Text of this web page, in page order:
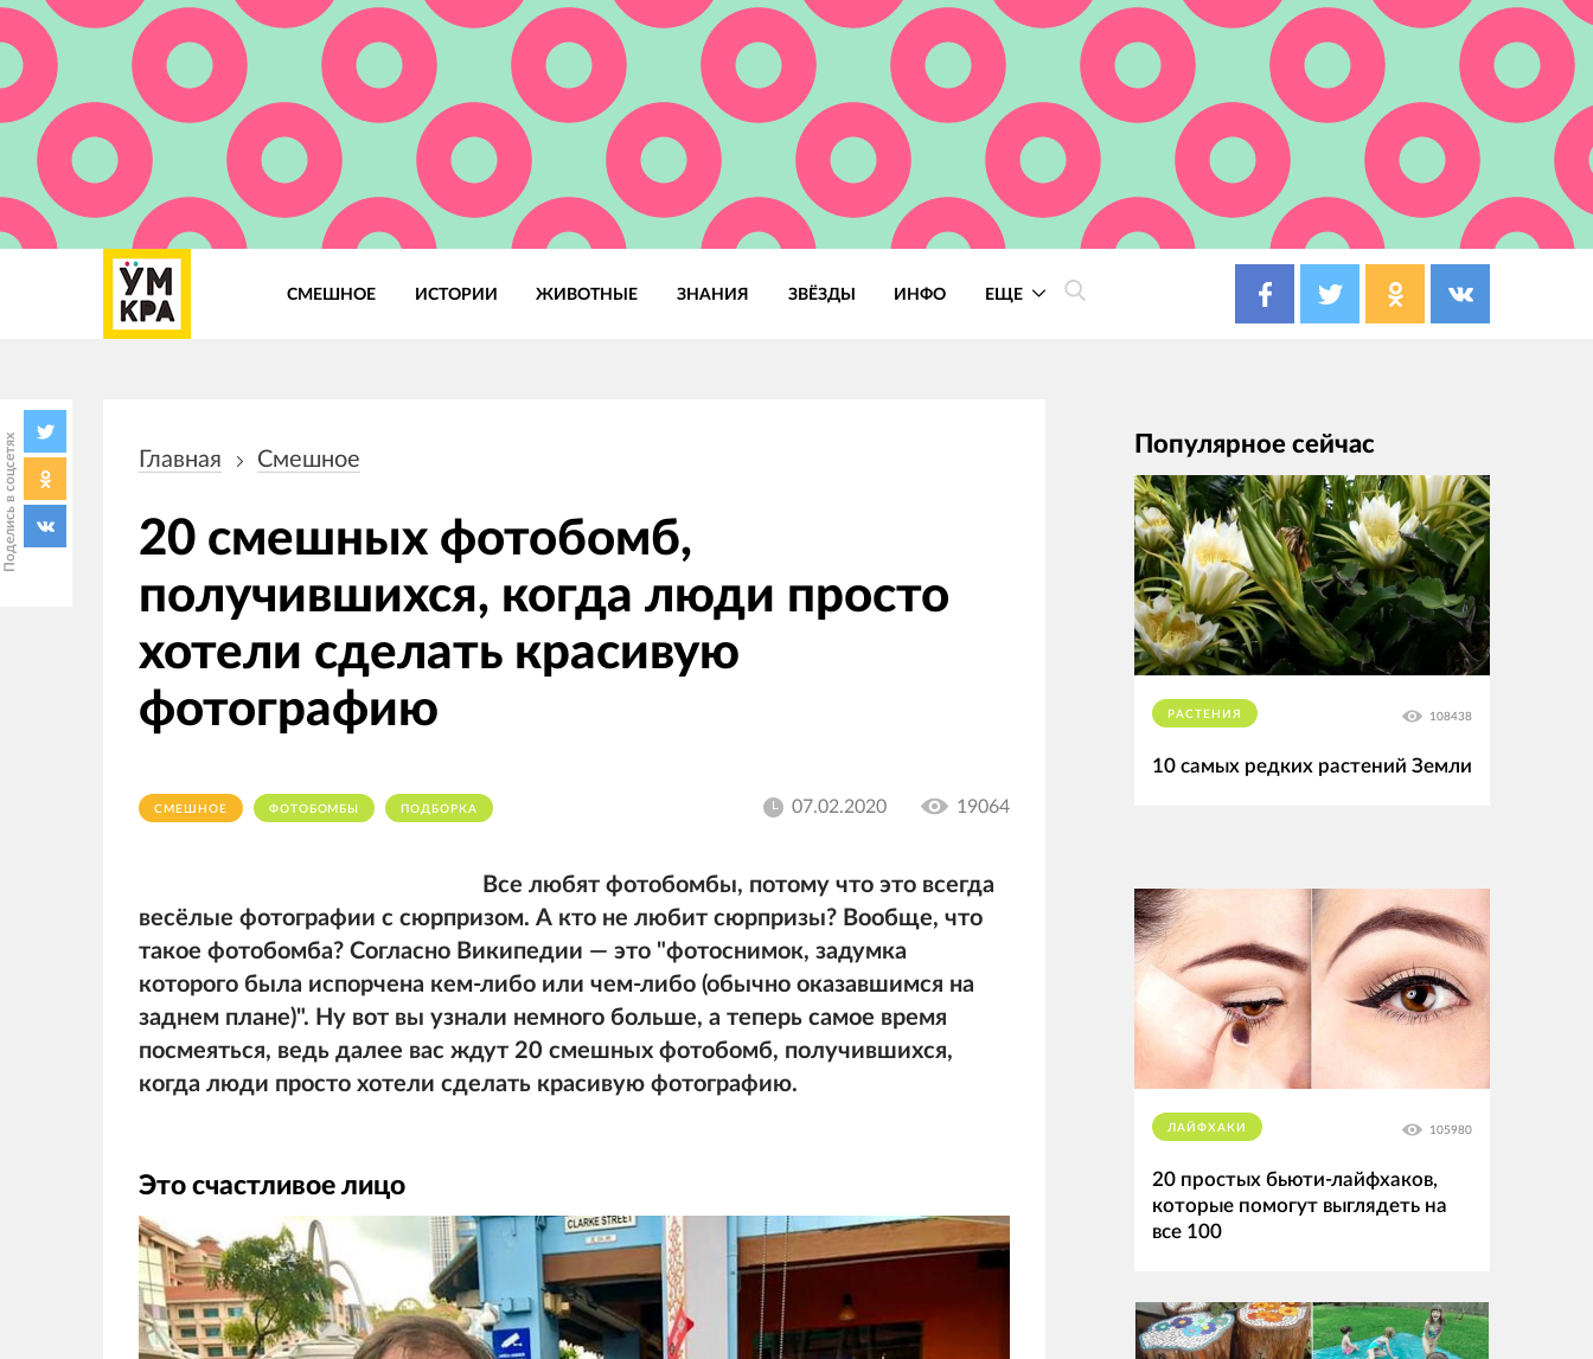
СМЕШНОЕ ИСТОРИИ ЖИВОТНЫЕ ЗНАНИЯ ЗВЁЗДЫ ИНФО ЕЩЕ
Поделись в соцсетях навигации
Главная Смешное
20 смешных фотобомб,
получившихся, когда люди просто
хотели сделать красивую
фотографию
СМЕШНОЕ ФОТОБОМБЫ ПОДБОРКА 07.02.2020 19064
Все любят фотобомбы, потому что это всегда
весёлые фотографии с сюрпризом. А кто не любит сюрпризы? Вообще, что
такое фотобомба? Согласно Википедии — это "фотоснимок, задумка
которого была испорчена кем-либо или чем-либо (обычно оказавшимся на
заднем плане)". Ну вот вы узнали немного больше, а теперь самое время
посмеяться, ведь далее вас ждут 20 смешных фотобомб, получившихся,
когда люди просто хотели сделать красивую фотографию.
Это счастливое лицо
Популярное сейчас
РАСТЕНИЯ 108438
10 самых редких растений Земли
ЛАЙФХАКИ 105980
20 простых бьюти-лайфхаков,
которые помогут выглядеть на
все 100